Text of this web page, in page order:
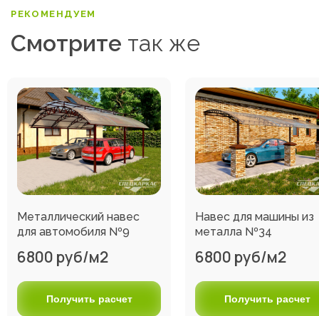
РЕКОМЕНДУЕМ
Смотрите так же
Металлический навес
для автомобиля №9
6800 руб/м2
Получить расчет
Навес для машины из
металла №34
6800 руб/м2
Получить расчет